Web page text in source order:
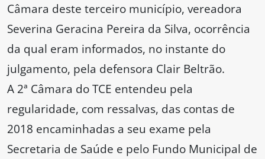
Câmara deste terceiro município, vereadora
Severina Geracina Pereira da Silva, ocorrência
da qual eram informados, no instante do
julgamento, pela defensora Clair Beltrão.
A 2ª Câmara do TCE entendeu pela
regularidade, com ressalvas, das contas de
2018 encaminhadas a seu exame pela
Secretaria de Saúde e pelo Fundo Municipal de